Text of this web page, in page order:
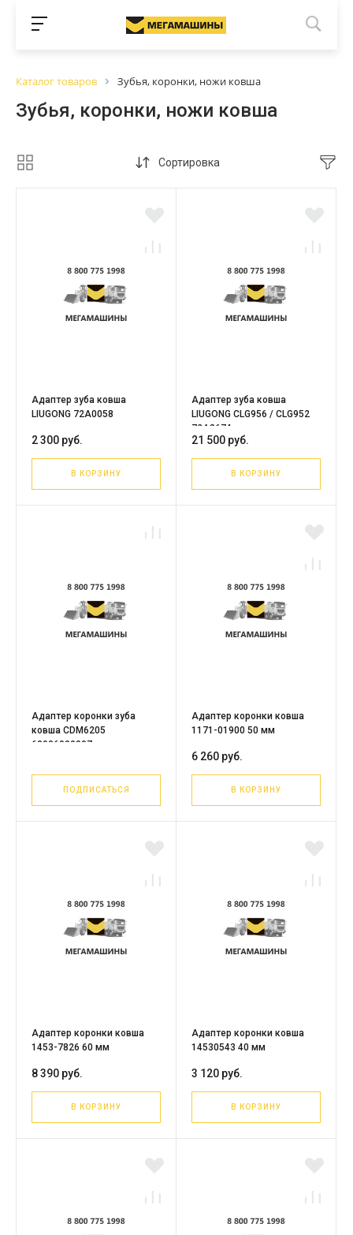
Каталог товаров Зубья, коронки, ножи ковша
Зубья, коронки, ножи ковша
Сортировка
Адаптер зуба ковша
LIUGONG 72A0058
2 300 руб.
В КОРЗИНУ
Адаптер зуба ковша
LIUGONG CLG956 / CLG952
72A3674
21 500 руб.
В КОРЗИНУ
Адаптер коронки зуба
ковша CDM6205
60906000007
ПОДПИСАТЬСЯ
Адаптер коронки ковша
1171-01900 50 мм
6 260 руб.
В КОРЗИНУ
Адаптер коронки ковша
1453-7826 60 мм
8 390 руб.
В КОРЗИНУ
Адаптер коронки ковша
14530543 40 мм
3 120 руб.
В КОРЗИНУ